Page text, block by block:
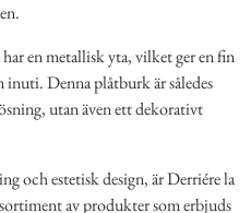
en metallisk yta, vilket ger en fin
Denna plåtburk är således
utan även ett dekorativt
och estetisk design, är Derriére la
av produkter som erbjuds